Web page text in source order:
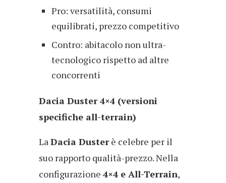
Pro: versatilità, consumi
equilibrati, prezzo competitivo
Contro: abitacolo non ultra-
tecnologico rispetto ad altre
concorrenti
Dacia Duster 4×4 (versioni
specifiche all-terrain)
LaDacia Dusterè celebre per il
suo rapporto qualità-prezzo. Nella
configurazione 4×4 e All-Terrain,